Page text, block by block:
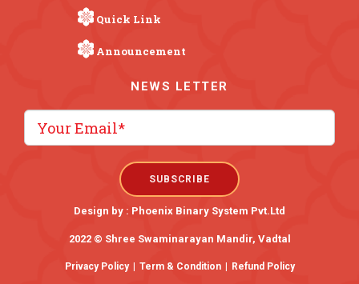
Quick Link
Announcement
NEWS LETTER
Design by : Phoenix Binary System Pvt.Ltd
2022 © Shree Swaminarayan Mandir, Vadtal
Privacy Policy Term & Condition Refund Policy